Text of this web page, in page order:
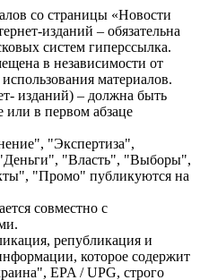
со страницы «Новости
изданий – обязательна
систем гиперссылка.
в независимости от
материалов.
изданий) – должна быть
или в первом абзаце
"Экспертиза",
"Власть", "Выборы",
"Промо" публикуются на
совместно с
републикация и
которое содержит
EPA / UPG, строго